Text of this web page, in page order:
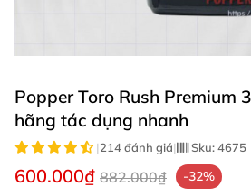
Popper Toro Rush Premium
hãng tác dụng nhanh
|214 đánh giá| Sku:4675
600.000₫ 882.000₫ -32%